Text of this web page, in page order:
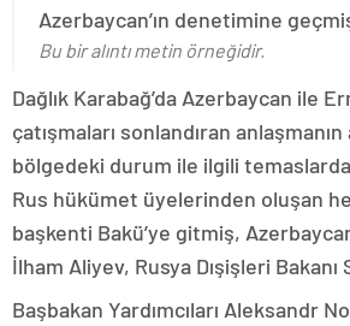
Azerbaycan’ın denetimine
Bu bir alıntı metin örneğidir.
Dağlık Karabağ’da Azerbaycan ile
çatışmaları sonlandıran anlaşmanın
bölgedeki durum ile ilgili
Rus hükümet üyelerinden oluşan
başkenti Bakü’ye gitmiş,
İlham Aliyev, Rusya Dışişleri Bakanı
Başbakan Yardımcıları Aleksandr